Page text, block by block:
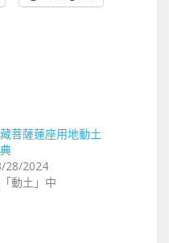
菩薩蓮座用地動土
28/2024
動土」中